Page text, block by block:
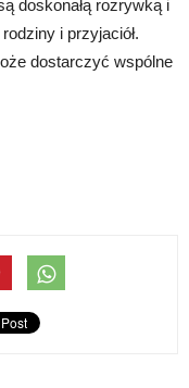
doskonałą rozrywką i
i przyjaciół.
dostarczyć wspólne